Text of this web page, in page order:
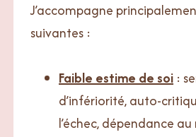
J’accompagne
suivantes :
Faible estime de soi :
d’infériorité, auto-
l’échec, dépendance